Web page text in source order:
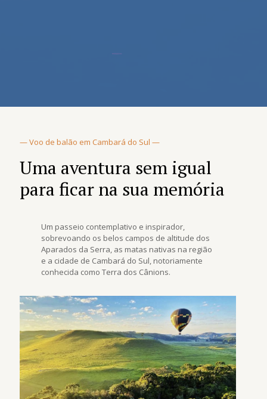
— Voo de balão em Cambará do Sul —
Uma aventura sem igual
para ficar na sua memória
Um passeio contemplativo e inspirador,
sobrevoando os belos campos de altitude dos
Aparados da Serra, as matas nativas na região
e a cidade de Cambará do Sul, notoriamente
conhecida como Terra dos Cânions.